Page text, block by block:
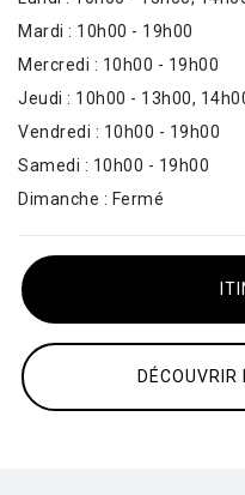
Mardi : 10h00 - 19h00
Mercredi : 10h00 - 19h00
Jeudi : 10h00 - 13h00,
Vendredi : 10h00 - 19h00
Samedi : 10h00 - 19h00
Dimanche : Fermé